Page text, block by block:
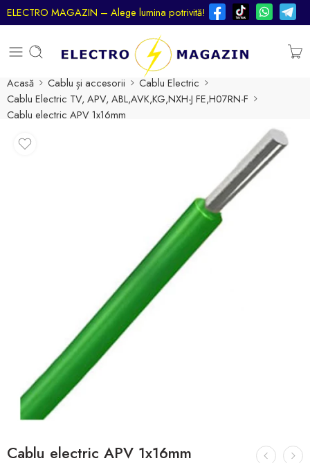
ELECTRO MAGAZIN – Alege lumina potrivită!
Acasă Cablu și accesorii
Cablu Electric
Cablu Electric TV, APV, ABL,AVK,KG,NXH-J FE,H07RN-F
Cablu electric APV 1x16mm
Cablu electric APV 1x16mm